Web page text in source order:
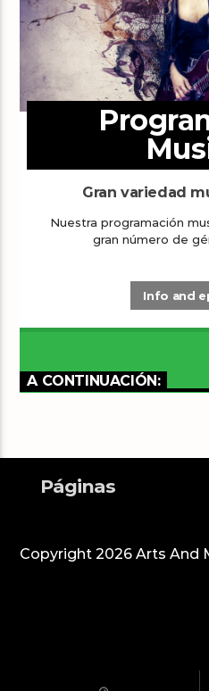
Gran variedad
Nuestra programación
gran número de
Info and
A CONTINUACIÓN:
Páginas
Copyright 2026 Arts And